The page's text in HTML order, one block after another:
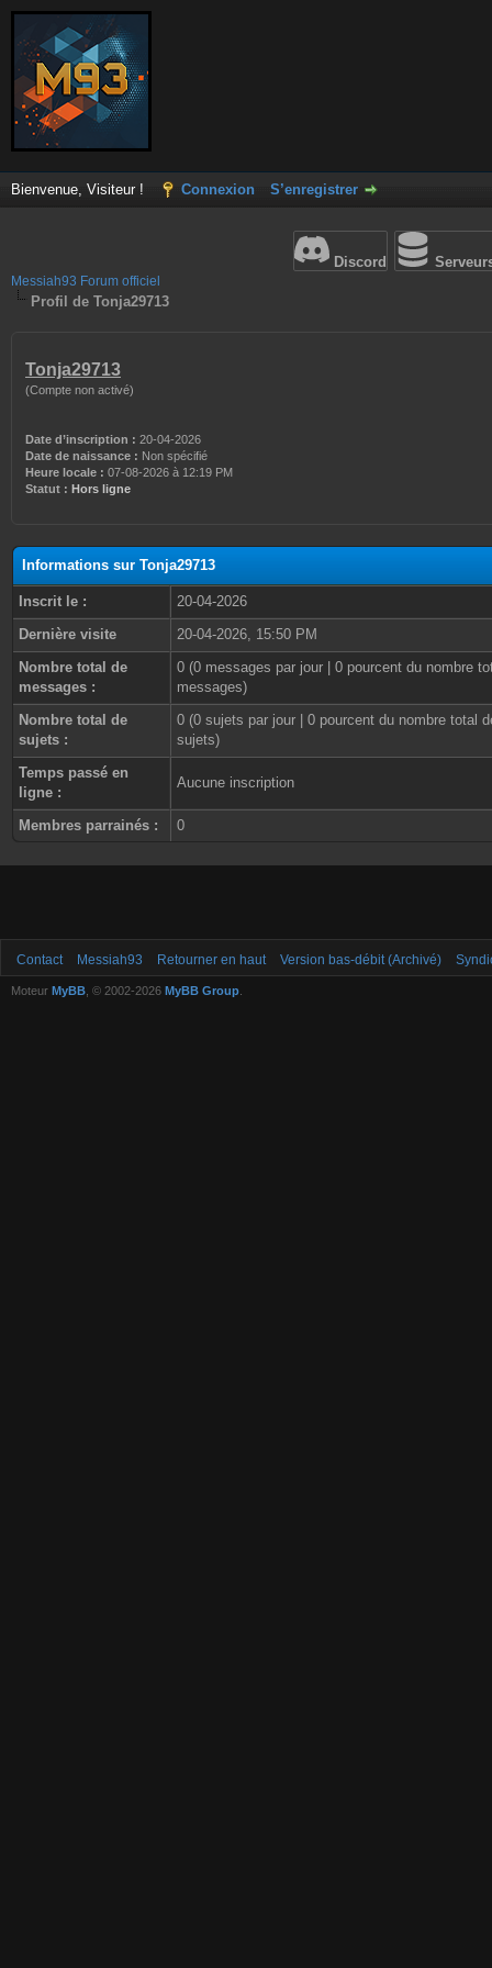
Bienvenue, Visiteur ! Connexion S’enregistrer
Discord
Messiah93 Forum officiel
Profil de Tonja29713
Tonja29713
(Compte non activé)
Date d’inscription : 20-04-2026
Date de naissance : Non spécifié
Heure locale : 07-08-2026 à 12:19 PM
Statut : Hors ligne
Informations sur Tonja29713
Inscrit le :
20-04-2026
Dernière visite
20-04-2026, 15:50 PM
Nombre total de
messages :
0 (0 messages par jour | 0 pourcent du nombre
messages)
Nombre total de
sujets :
0 (0 sujets par jour | 0 pourcent du nombre total
sujets)
Temps passé en
ligne :
Aucune inscription
Membres parrainés : 0
Contact Messiah93 Retourner en haut Version bas-débit (Archivé)
Moteur MyBB , © 2002-2026 MyBB Group